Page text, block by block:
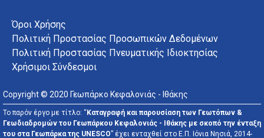
FOOTER MENU
Όροι Χρήσης
Πολιτική Προστασίας Προσωπικών Δεδομένων
Πολιτική Προστασίας Πνευματικής Ιδιοκτησίας
Χρήσιμοι Σύνδεσμοι
Copyright © 2020 Γεωπάρκο Κεφαλονιάς - Ιθάκης
Το παρόν έργο με τίτλο: “Καταγραφή και παρουσίαση των Γεωτόπων &
Γεωδιαδρομών του Γεωπάρκου Κεφαλονιάς - Ιθάκης με σκοπό την ένταξη
του στα Γεωπάρκα της UNESCO” έχει ενταχθεί στο Ε.Π. Ιόνια Νησιά, 2014-